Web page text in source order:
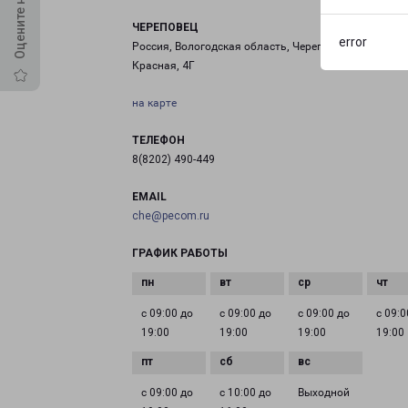
error
ЧЕРЕПОВЕЦ
Россия, Вологодская область, Череповец, улица
Красная, 4Г
на карте
ТЕЛЕФОН
8(8202) 490-449
EMAIL
che@pecom.ru
ГРАФИК РАБОТЫ
с 09:00 до
19:00
с 09:00 до
19:00
с 09:00 до
19:00
с
19:00
с 09:00 до
с 10:00 до
Выходной